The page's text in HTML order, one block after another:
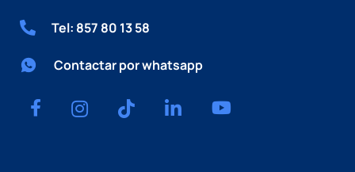
Tel: 857 80 13 58
Contactar por whatsapp